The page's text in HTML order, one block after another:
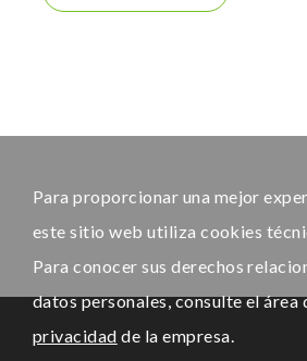
Para proporcionar una mejor
este sitio web utiliza cookies
Para conocer sus derechos
datos personales, consulte el área
privacidad de la empresa.